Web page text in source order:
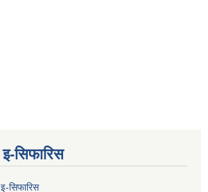
इ-सिफारिस
इ-सिफारिस